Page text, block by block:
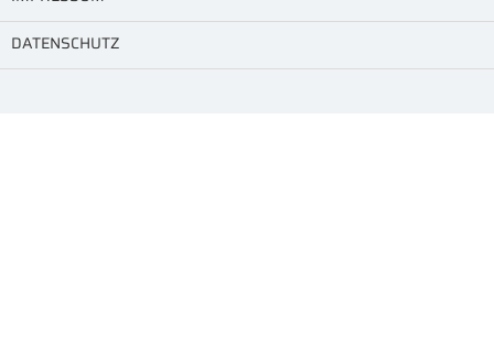
DATENSCHUTZ